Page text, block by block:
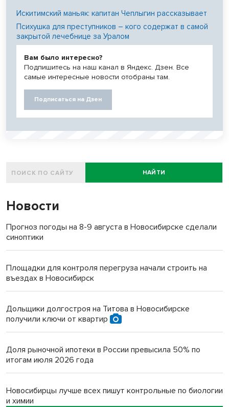
Искитимский маньяк: капитан Чеплыгин рассказывает
Психушка для преступников – кого содержат в самой
закрытой лечебнице за Уралом
Вам было интересно?
Подпишитесь на наш канал в Яндекс. Дзен. Все
самые интересные новости отобраны там.
Подписаться на Дзен
НАЙТИ
Новости
Прогноз погоды на 8-9 августа в Новосибирске сделали
синоптики
Площадки для контроля перегруза начали строить на
въездах в Новосибирск
Дольщики долгостроя на Титова в Новосибирске
получили ключи от квартир
Доля рыночной ипотеки в России превысила 50% по
итогам июля 2026 года
Новосибирцы лучше всех пишут контрольные по биологии
и химии